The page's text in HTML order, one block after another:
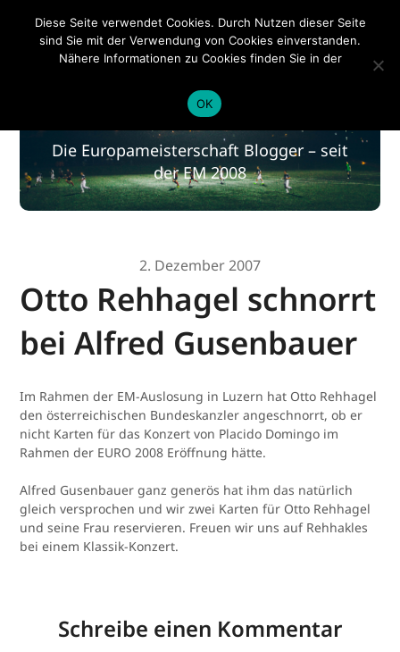
EM 2020
EM 2020
Die Europameisterschaft Blogger – seit
der EM 2008
2. Dezember 2007
Otto Rehhagel schnorrt
bei Alfred Gusenbauer
Im Rahmen der EM-Auslosung in Luzern hat Otto Rehhagel
den österreichischen Bundeskanzler angeschnorrt, ob er
nicht Karten für das Konzert von Placido Domingo im
Rahmen der EURO 2008 Eröffnung hätte.
Alfred Gusenbauer ganz generös hat ihm das natürlich
gleich versprochen und wir zwei Karten für Otto Rehhagel
und seine Frau reservieren. Freuen wir uns auf Rehhakles
bei einem Klassik-Konzert.
Schreibe einen Kommentar
Diese Seite verwendet Cookies. Durch Nutzen dieser Seite
sind Sie mit der Verwendung von Cookies einverstanden.
Nähere Informationen zu Cookies finden Sie in der
OK